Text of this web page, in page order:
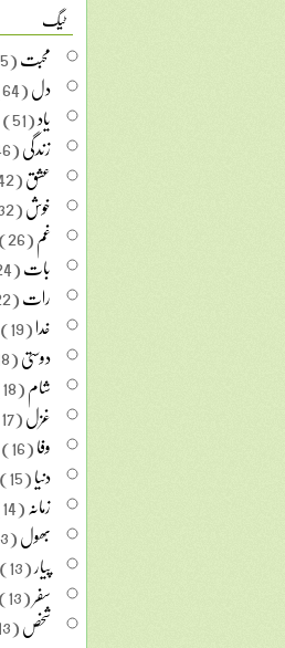
ٹیگ
محبت(85)
دل(64)
یاد(51)
زندگی(46)
عشق(42)
خوش(32)
غم(26)
بات(24)
رات(22)
خدا(19)
دوستی(18)
شام(18)
غزل(17)
وفا(16)
دنیا(15)
زمانہ(14)
بھول(13)
پیار(13)
سفر(13)
شخص(13)